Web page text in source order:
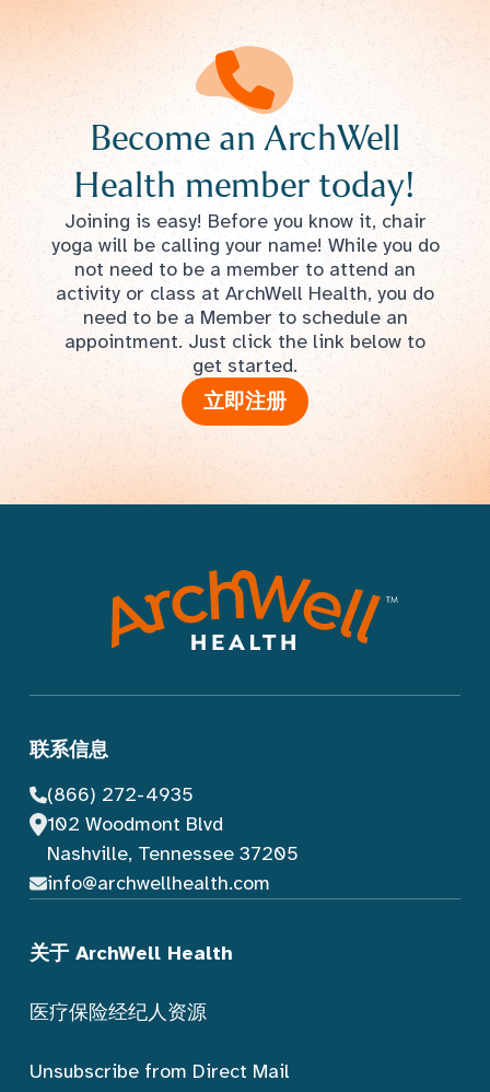
Become an ArchWell
Health member today!
Joining is easy! Before you know it, chair
yoga will be calling your name! While you do
not need to be a member to attend an
activity or class at ArchWell Health, you do
need to be a Member to schedule an
appointment. Just click the link below to
get started.
立即注册
联系信息
(866) 272-4935
102 Woodmont Blvd
Nashville, Tennessee 37205
info@archwellhealth.com
关于 ArchWell Health
医疗保险经纪人资源
Unsubscribe from Direct Mail